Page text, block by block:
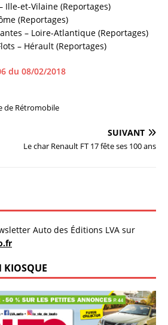
Ille-et-Vilaine (Reportages)
(Reportages)
– Loire-Atlantique (Reportages)
– Hérault (Reportages)
du 08/02/2018
de Rétromobile
SUIVANT
Le char Renault FT 17 fête ses 100 ans
Auto des Éditions LVA sur
KIOSQUE